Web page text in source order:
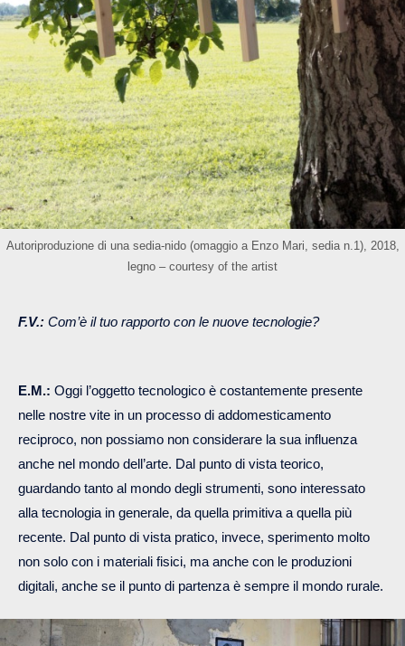
Autoriproduzione di una sedia-nido (omaggio a Enzo Mari, sedia n.1), 2018,
legno – courtesy of the artist
F.V.: Com’è il tuo rapporto con le nuove tecnologie?
E.M.: Oggi l’oggetto tecnologico è costantemente presente
nelle nostre vite in un processo di addomesticamento
reciproco, non possiamo non considerare la sua influenza
anche nel mondo dell’arte. Dal punto di vista teorico,
guardando tanto al mondo degli strumenti, sono interessato
alla tecnologia in generale, da quella primitiva a quella più
recente. Dal punto di vista pratico, invece, sperimento molto
non solo con i materiali fisici, ma anche con le produzioni
digitali, anche se il punto di partenza è sempre il mondo rurale.